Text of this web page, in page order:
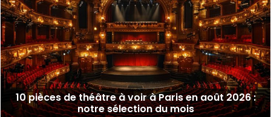
10 pièces de théâtre à voir à Paris en août 2026 :
notre sélection du mois